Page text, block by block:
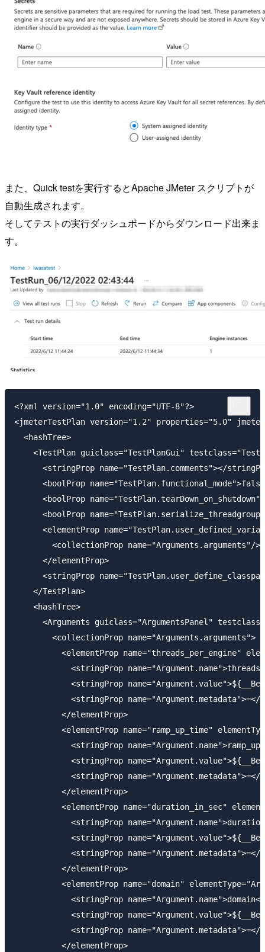
また、Quick testを実行するとApache JMeter スクリプトが
自動生成されます。
そしてテストの実行ダッシュボードからダウンロード出来ま
す。
<?xml version="1.0" encoding="UTF-8"?>
<jmeterTestPlan version="1.2" properties="5.0"
  <hashTree>
<TestPlan guiclass="TestPlanGui"
<stringProp name="TestPlan.comments"></
<boolProp
<boolProp
<boolProp
<elementProp
        <collectionProp name="Arguments.arguments"/>
      </elementProp>
<stringProp
    </TestPlan>
    <hashTree>
<Arguments guiclass="ArgumentsPanel"
        <collectionProp name="Arguments.arguments">
<elementProp name="threads_per_engine"
<stringProp
<stringProp
<stringProp name="Argument.metadata">=</
          </elementProp>
<elementProp name="ramp_up_time"
<stringProp
<stringProp
<stringProp name="Argument.metadata">=</
          </elementProp>
<elementProp name="duration_in_sec"
<stringProp
<stringProp
<stringProp name="Argument.metadata">=</
          </elementProp>
<elementProp name="domain"
<stringProp
<stringProp
<stringProp name="Argument.metadata">=</
          </elementProp>